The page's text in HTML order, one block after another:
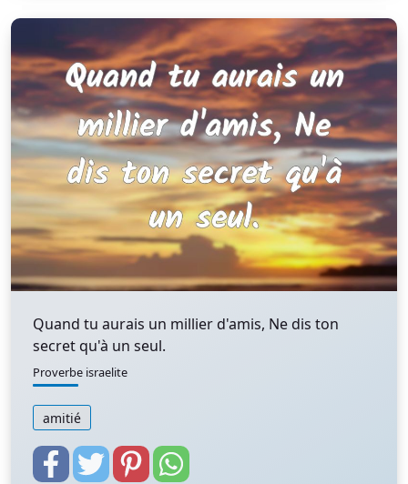
Quand tu aurais un millier d'amis, Ne dis ton
secret qu'à un seul.
Proverbe israelite
amitié